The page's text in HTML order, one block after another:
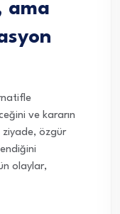
ama
ve kararın
ziyade, özgür
olaylar,